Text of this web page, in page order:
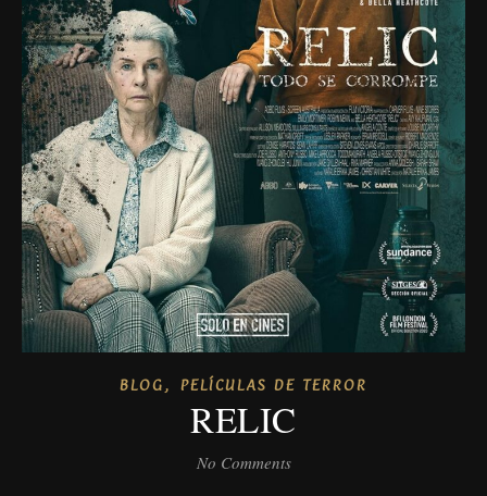
BLOG, PELÍCULAS DE TERROR
RELIC
No Comments